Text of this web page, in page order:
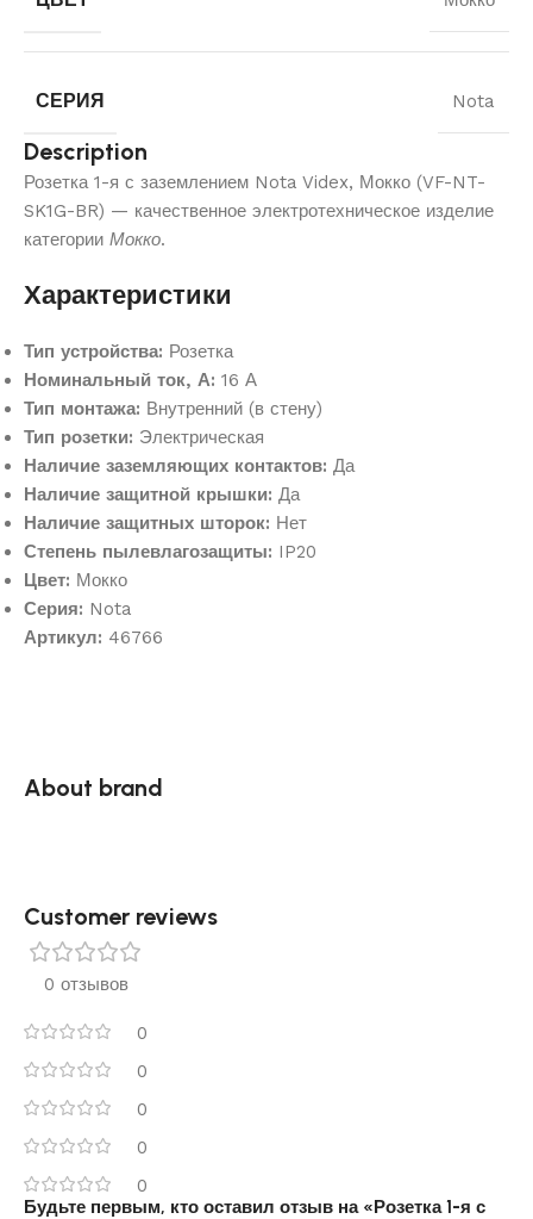
СЕРИЯ Nota
Description
Розетка 1-я с заземлением Nota Videx, Мокко (VF-NT-
SK1G-BR) — качественное электротехническое изделие
категории Мокко.
Характеристики
Тип устройства: Розетка
Номинальный ток, А: 16 А
Тип монтажа: Внутренний (в стену)
Тип розетки: Электрическая
Наличие заземляющих контактов: Да
Наличие защитной крышки: Да
Наличие защитных шторок: Нет
Степень пылевлагозащиты: IP20
Цвет: Мокко
Серия: Nota
Артикул: 46766
About brand
Customer reviews​
0 отзывов
0
0
0
0
0
Будьте первым, кто оставил отзыв на «Розетка 1-я с